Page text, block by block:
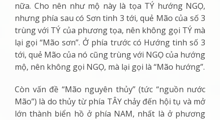
nữa. Cho nên như mộ này là tọa TÝ hướng NGỌ,
nhưng phía sau có Sơn tinh 3 tới, quẻ Mão của số 3
trùng với TÝ của phương tọa, nên không gọi TÝ mà
lại gọi “Mão sơn”. Ở phía trước có Hướng tinh số 3
tới, quẻ Mão của nó cũng trùng với NGỌ của hướng
mộ, nên không gọi NGỌ, mà lại gọi là “Mão hướng”.
Còn vấn đề “Mão nguyên thủy” (tức “nguồn nước
Mão”) là do thủy từ phía TÂY chảy đến hội tụ và mở
lớn thành biển hồ ở phía NAM, nhất là ở phương